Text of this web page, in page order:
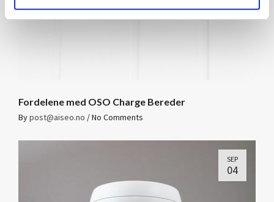
Fordelene med OSO Charge Bereder
Bypost@aiseo.no /No Comments
SEP
04